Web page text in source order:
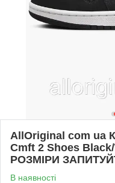
AllOriginal com ua
Cmft 2 Shoes
РОЗМІРИ
В наявності